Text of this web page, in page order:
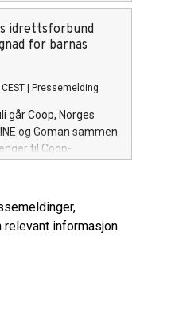
en honningmelon,
helt for seg selv.
fruktkjøtt og en frisk,
den fort bli en
idrettsforbund
for barnas
Pressemelding
går Coop, Norges
og Goman sammen
til Coop-
utstyr, cuper
relevant informasjon